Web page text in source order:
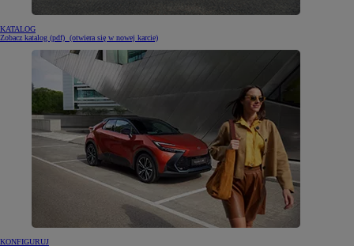
KATALOG
Zobacz katalog (pdf) (otwiera się w nowej karcie)
KONFIGURUJ